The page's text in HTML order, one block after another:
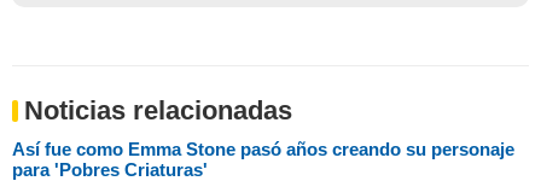
Noticias relacionadas
Así fue como Emma Stone pasó años creando su personaje
para 'Pobres Criaturas'